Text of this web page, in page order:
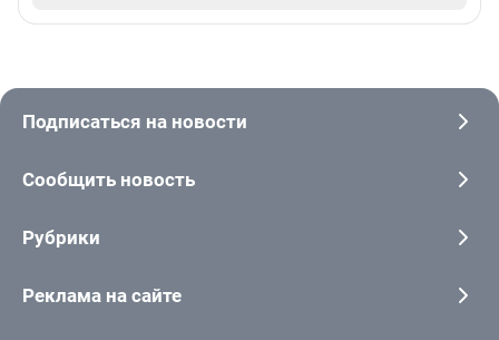
Подписаться на новости
Сообщить новость
Рубрики
Реклама на сайте